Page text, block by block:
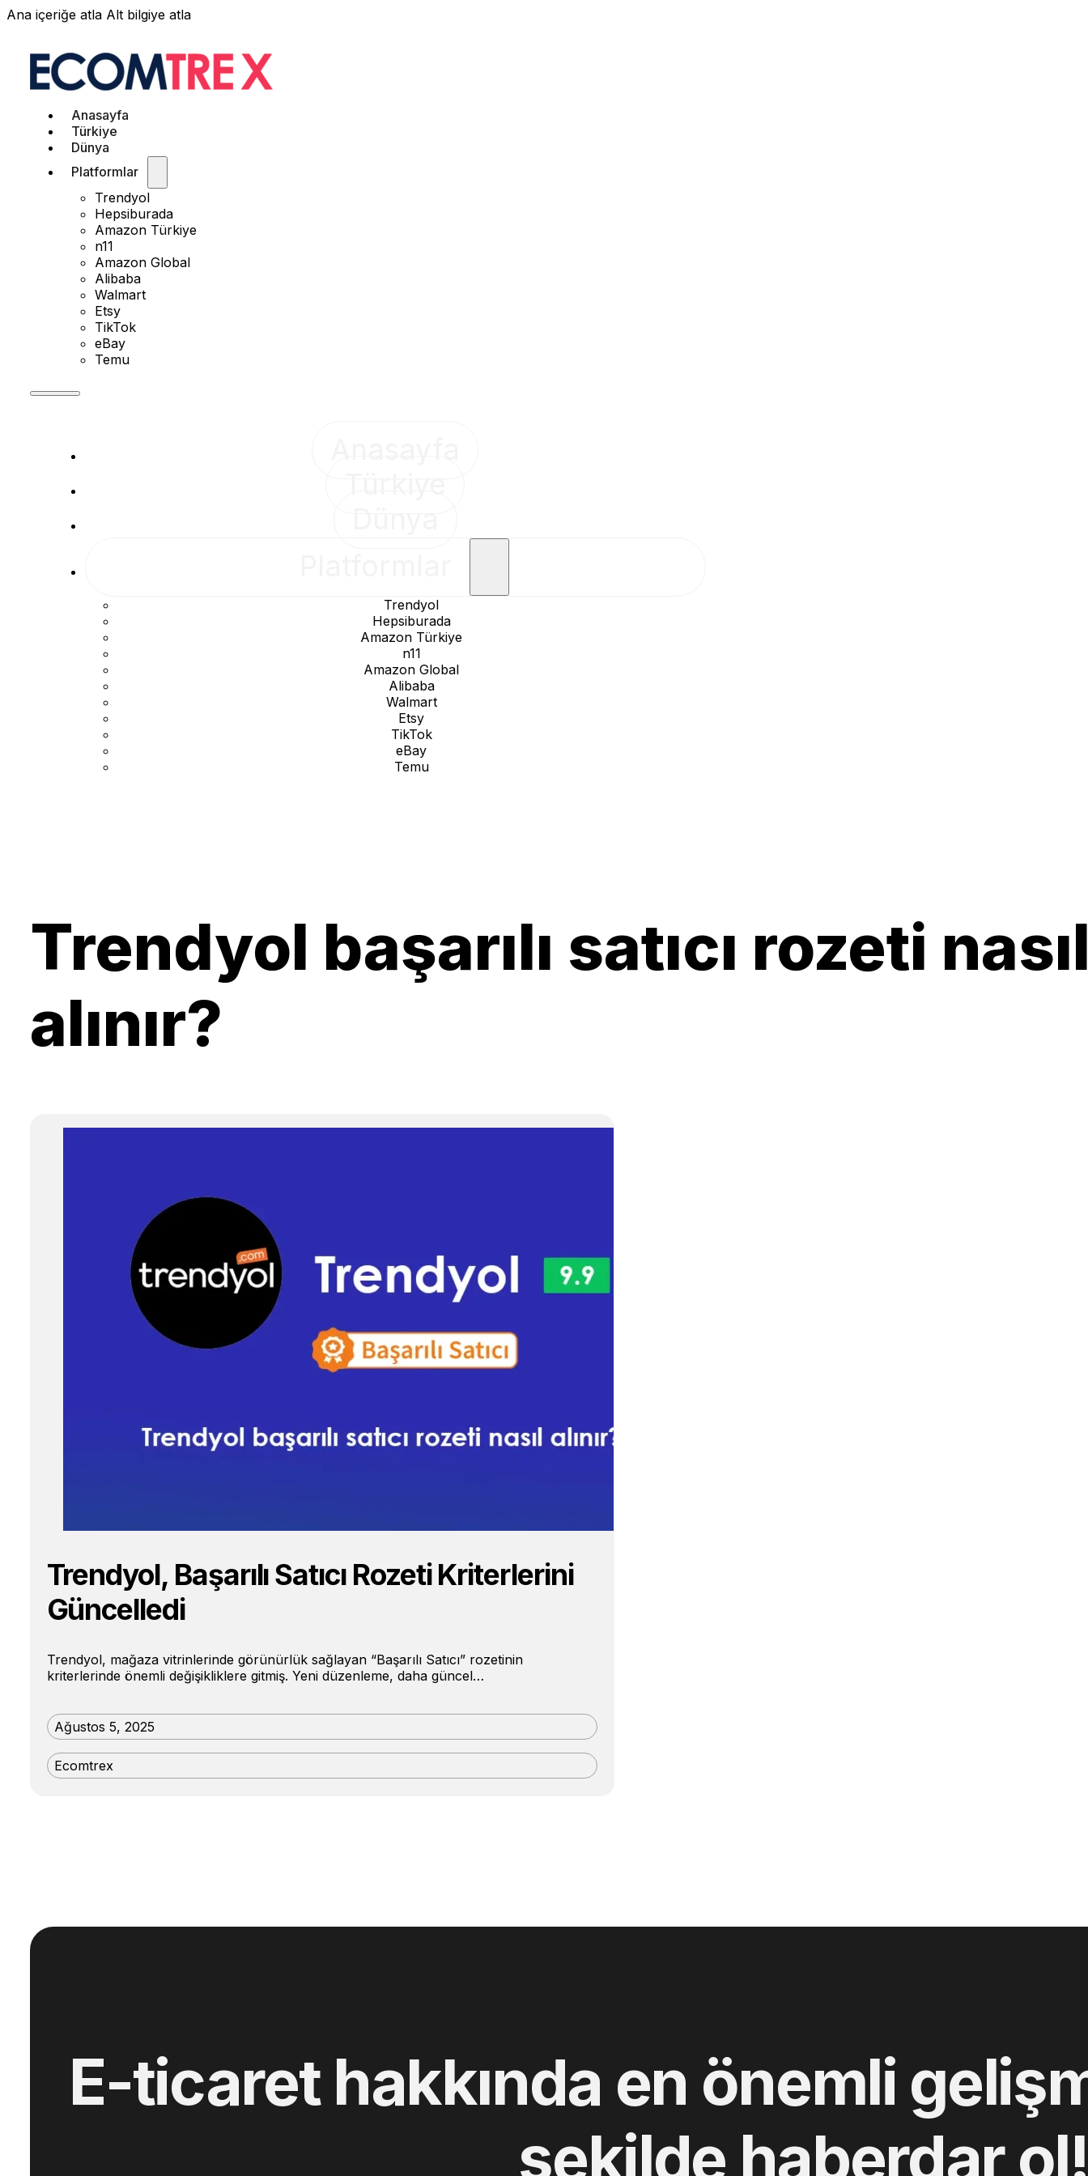
Ana içeriğe atla Alt bilgiye atla
Anasayfa
Türkiye
Dünya
Platformlar
Trendyol
Hepsiburada
Amazon Türkiye
n11
Amazon Global
Alibaba
Walmart
Etsy
TikTok
eBay
Temu
Trendyol
Hepsiburada
Amazon Türkiye
n11
Amazon Global
Alibaba
Walmart
Etsy
TikTok
eBay
Temu
Trendyol başarılı satıcı rozeti
alınır?
Trendyol, Başarılı Satıcı Rozeti Kriterlerini
Güncelledi
Trendyol, mağaza vitrinlerinde görünürlük sağlayan “Başarılı Satıcı” rozetinin
kriterlerinde önemli değişikliklere gitmiş. Yeni düzenleme, daha güncel…
Ağustos 5, 2025
Ecomtrex
E-ticaret hakkında en önemli
şekilde haberdar ol!